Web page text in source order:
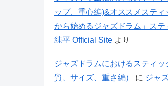
ップ、重心編)&オススメスティ
から始めるジャズドラム」ステ
純平 Official Site より
ジャズドラムにおけるスティッ
質、サイズ、重さ編）
に ジャ